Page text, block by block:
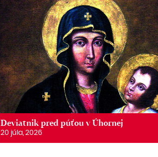
Deviatnik pred púťou v Úhornej
20 júla, 2026